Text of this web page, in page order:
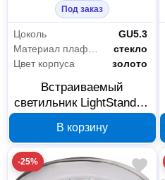
Под заказ
Цоколь
GU5.3
стекло
Цвет корпуса
золото
Встраиваемый
светильник LightStandart
золото с прозрачным
стеклом IT8286
В корзину
-25%